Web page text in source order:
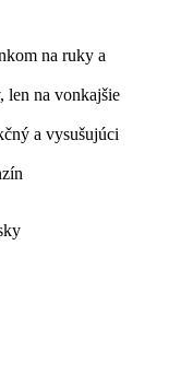
na ruky a
len na vonkajšie
a vysušujúci